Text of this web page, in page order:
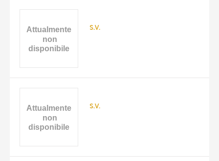
s.v.
s.v.